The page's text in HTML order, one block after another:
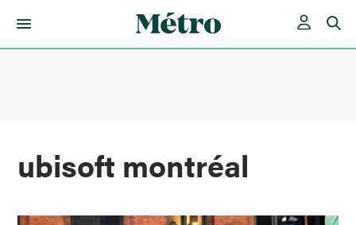
ubisoft montréal